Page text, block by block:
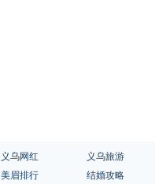
义乌网红 义乌旅游
美眉排行 结婚攻略